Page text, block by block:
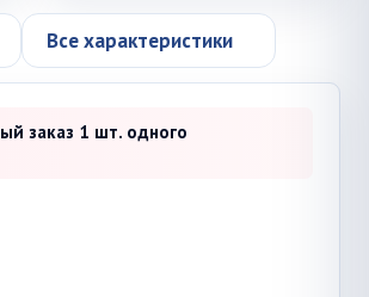
Все характеристики
заказ 1 шт. одного